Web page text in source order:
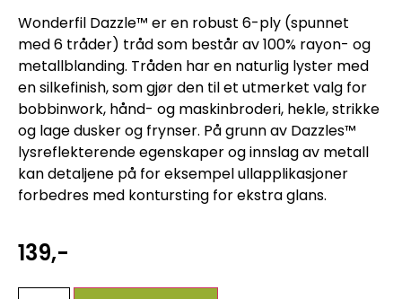
Wonderfil Dazzle™ er en robust 6-ply (spunnet
med 6 tråder) tråd som består av 100% rayon- og
metallblanding. Tråden har en naturlig lyster med
en silkefinish, som gjør den til et utmerket valg for
bobbinwork, hånd- og maskinbroderi, hekle, strikke
og lage dusker og frynser. På grunn av Dazzles™
lysreflekterende egenskaper og innslag av metall
kan detaljene på for eksempel ullapplikasjoner
forbedres med kontursting for ekstra glans.
139,-